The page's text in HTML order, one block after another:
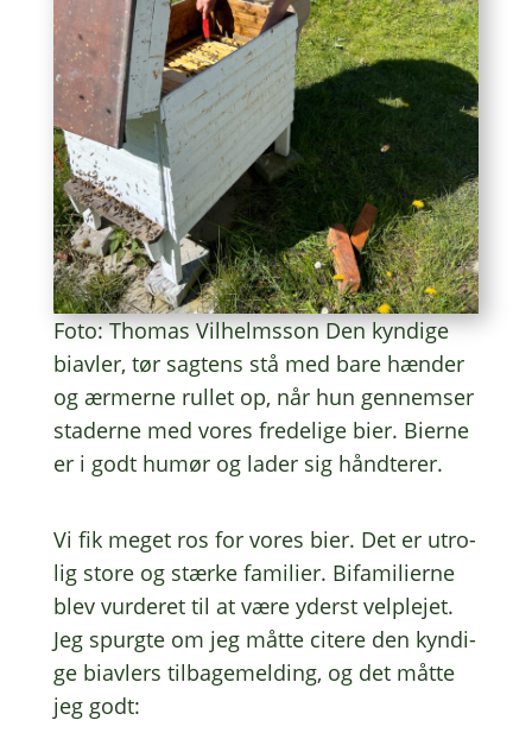
Foto: Thomas Vilhelms­son Den kyndi­ge
biav­ler, tør sagtens stå med bare hænder
og ærmer­ne rullet op, når hun gennem­ser
stader­ne med vores frede­li­ge bier. Bierne
er i godt humør og lader sig håndterer.
Vi fik meget ros for vores bier. Det er utro­
lig store og stærke fami­li­er. Bifa­mi­li­er­ne
blev vurde­ret til at være yderst velple­jet.
Jeg spurg­te om jeg måtte citere den kyndi­
ge biav­lers tilba­ge­mel­ding, og det måtte
jeg godt: